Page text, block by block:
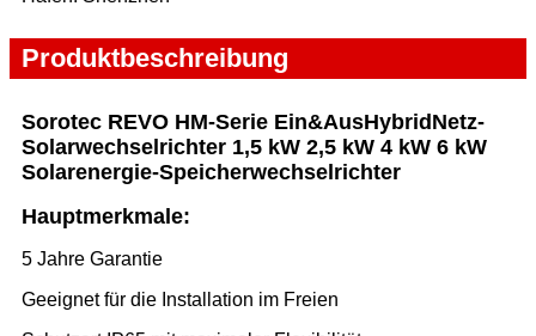
Produktbeschreibung
Sorotec REVO HM-Serie Ein&AusHybrid Netz-
Solarwechselrichter 1,5 kW 2,5 kW 4 kW 6 kW
Solarenergie-Speicherwechselrichter
Hauptmerkmale:
5 Jahre Garantie
Geeignet für die Installation im Freien